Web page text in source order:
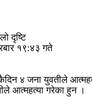
दृष्टि
१९:४३ गते
४ जना युवतीले
आत्महत्या गरेका हुन ।